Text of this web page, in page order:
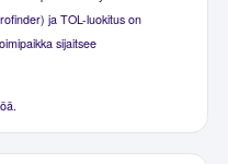
ja TOL-luokitus on
sijaitsee